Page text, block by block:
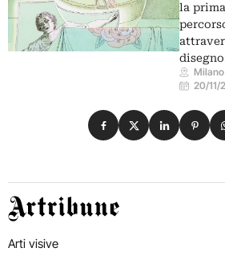
la
20/11/
Condividi su
Condividi su X
Condividi
Artribune
Arti visive